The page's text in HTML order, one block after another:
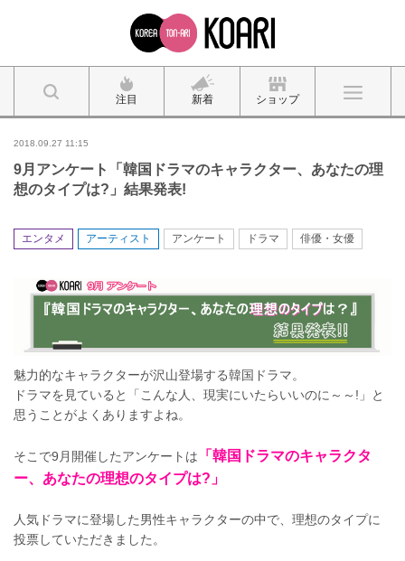
注目 新着 ショップ
2018.09.27 11:15
9月アンケート「韓国ドラマのキャラクター、あなたの理
想のタイプは?」結果発表!
エンタメ アーティスト アンケート ドラマ 俳優・女優
魅力的なキャラクターが沢山登場する韓国ドラマ。
ドラマを見ていると「こんな人、現実にいたらいいのに～～!」と
思うことがよくありますよね。
そこで9月開催したアンケートは 「韓国ドラマのキャラクタ
ー、あなたの理想のタイプは?」
人気ドラマに登場した男性キャラクターの中で、理想のタイプに
投票していただきました。